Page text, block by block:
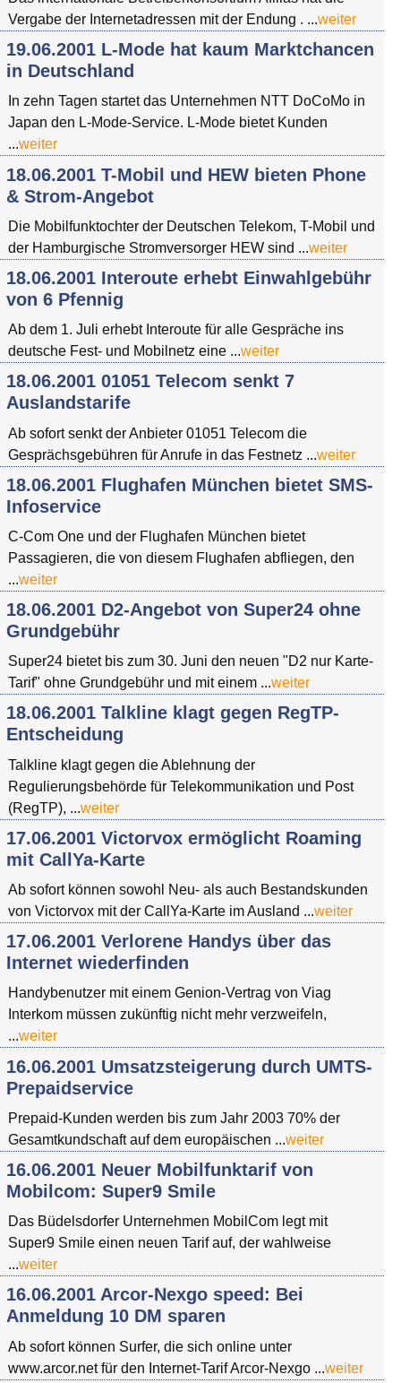
Vergabe der Internetadressen mit der Endung . ...weiter
19.06.2001 L-Mode hat kaum Marktchancen
in Deutschland
In zehn Tagen startet das Unternehmen NTT DoCoMo in
Japan den L-Mode-Service. L-Mode bietet Kunden
...weiter
18.06.2001 T-Mobil und HEW bieten Phone
& Strom-Angebot
Die Mobilfunktochter der Deutschen Telekom, T-Mobil und
der Hamburgische Stromversorger HEW sind ...weiter
18.06.2001 Interoute erhebt Einwahlgebühr
von 6 Pfennig
Ab dem 1. Juli erhebt Interoute für alle Gespräche ins
deutsche Fest- und Mobilnetz eine ...weiter
18.06.2001 01051 Telecom senkt 7
Auslandstarife
Ab sofort senkt der Anbieter 01051 Telecom die
Gesprächsgebühren für Anrufe in das Festnetz ...weiter
18.06.2001 Flughafen München bietet SMS-
Infoservice
C-Com One und der Flughafen München bietet
Passagieren, die von diesem Flughafen abfliegen, den
...weiter
18.06.2001 D2-Angebot von Super24 ohne
Grundgebühr
Super24 bietet bis zum 30. Juni den neuen "D2 nur Karte-
Tarif" ohne Grundgebühr und mit einem ...weiter
18.06.2001 Talkline klagt gegen RegTP-
Entscheidung
Talkline klagt gegen die Ablehnung der
Regulierungsbehörde für Telekommunikation und Post
(RegTP), ...weiter
17.06.2001 Victorvox ermöglicht Roaming
mit CallYa-Karte
Ab sofort können sowohl Neu- als auch Bestandskunden
von Victorvox mit der CallYa-Karte im Ausland ...weiter
17.06.2001 Verlorene Handys über das
Internet wiederfinden
Handybenutzer mit einem Genion-Vertrag von Viag
Interkom müssen zukünftig nicht mehr verzweifeln,
...weiter
16.06.2001 Umsatzsteigerung durch UMTS-
Prepaidservice
Prepaid-Kunden werden bis zum Jahr 2003 70% der
Gesamtkundschaft auf dem europäischen ...weiter
16.06.2001 Neuer Mobilfunktarif von
Mobilcom: Super9 Smile
Das Büdelsdorfer Unternehmen MobilCom legt mit
Super9 Smile einen neuen Tarif auf, der wahlweise
...weiter
16.06.2001 Arcor-Nexgo speed: Bei
Anmeldung 10 DM sparen
Ab sofort können Surfer, die sich online unter
www.arcor.net für den Internet-Tarif Arcor-Nexgo ...weiter